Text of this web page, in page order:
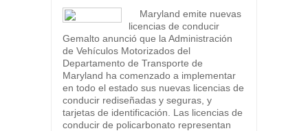
Maryland emite nuevas
licencias de conducir
Gemalto anunció que la Administración
de Vehículos Motorizados del
Departamento de Transporte de
Maryland ha comenzado a implementar
en todo el estado sus nuevas licencias de
conducir rediseñadas y seguras, y
tarjetas de identificación. Las licencias de
conducir de policarbonato representan